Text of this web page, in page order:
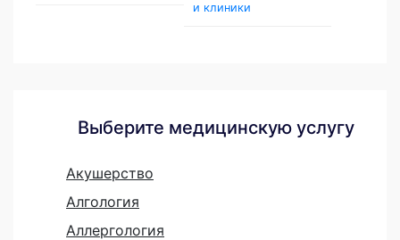
и клиники
Выберите медицинскую услугу
Акушерство
Алгология
Аллергология